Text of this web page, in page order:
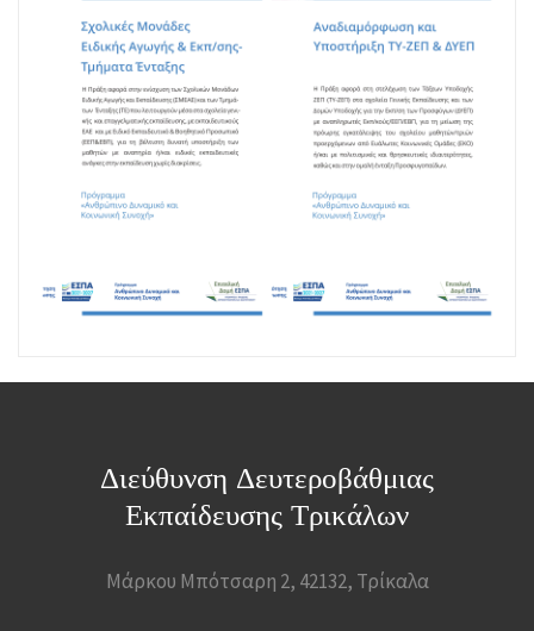
Διεύθυνση Δευτεροβάθμιας
Εκπαίδευσης Τρικάλων
Μάρκου Μπότσαρη 2, 42132, Τρίκαλα